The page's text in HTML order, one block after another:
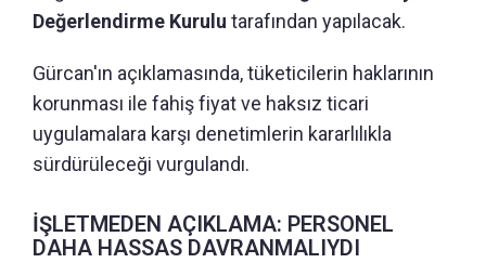
Değerlendirme Kurulu tarafından yapılacak.
Gürcan'ın açıklamasında, tüketicilerin haklarının
korunması ile fahiş fiyat ve haksız ticari
uygulamalara karşı denetimlerin kararlılıkla
sürdürüleceği vurgulandı.
İŞLETMEDEN AÇIKLAMA: PERSONEL
DAHA HASSAS DAVRANMALIYDI